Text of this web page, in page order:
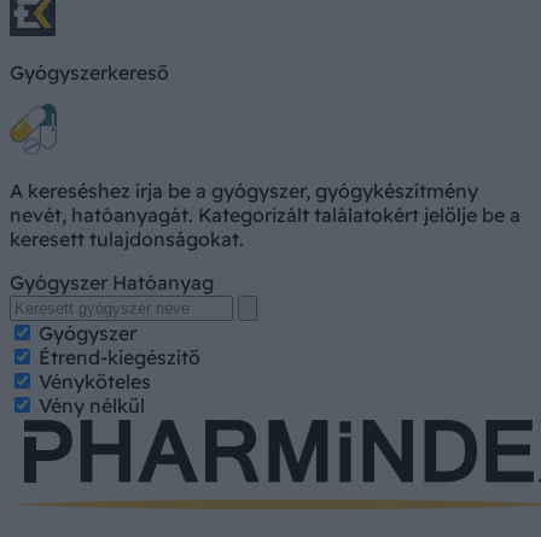
Gyógyszerkereső
A kereséshez írja be a gyógyszer, gyógykészítmény
nevét, hatóanyagát. Kategorizált találatokért jelölje be a
keresett tulajdonságokat.
Gyógyszer Hatóanyag
Gyógyszer
Étrend-kiegészítő
Vényköteles
Vény nélkül